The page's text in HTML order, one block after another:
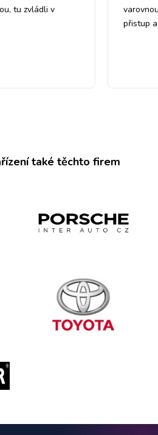
tu zvládli v
přistup
také těchto firem